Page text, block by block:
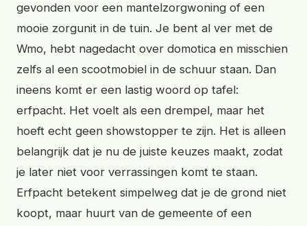
gevonden voor een mantelzorgwoning of een
mooie zorgunit in de tuin. Je bent al ver met de
Wmo, hebt nagedacht over domotica en misschien
zelfs al een scootmobiel in de schuur staan. Dan
ineens komt er een lastig woord op tafel:
erfpacht. Het voelt als een drempel, maar het
hoeft echt geen showstopper te zijn. Het is alleen
belangrijk dat je nu de juiste keuzes maakt, zodat
je later niet voor verrassingen komt te staan.
Erfpacht betekent simpelweg dat je de grond niet
koopt, maar huurt van de gemeente of een